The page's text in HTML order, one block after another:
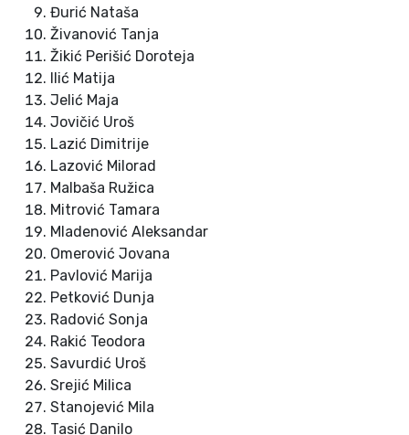
Đurić Nataša
Živanović Tanja
Žikić Perišić Doroteja
Ilić Matija
Jelić Maja
Jovičić Uroš
Lazić Dimitrije
Lazović Milorad
Malbaša Ružica
Mitrović Tamara
Mladenović Aleksandar
Omerović Jovana
Pavlović Marija
Petković Dunja
Radović Sonja
Rakić Teodora
Savurdić Uroš
Srejić Milica
Stanojević Mila
Tasić Danilo